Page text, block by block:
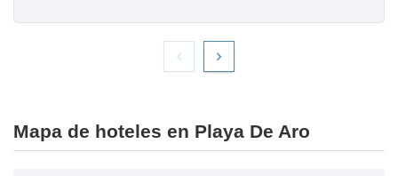
Mapa de hoteles en Playa De Aro